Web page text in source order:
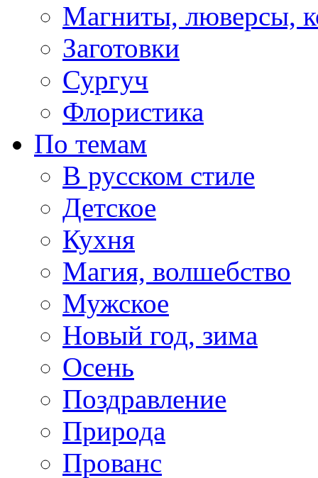
Магниты, люверсы,
Заготовки
Сургуч
Флористика
По темам
В русском стиле
Детское
Кухня
Магия, волшебство
Мужское
Новый год, зима
Осень
Поздравление
Природа
Прованс